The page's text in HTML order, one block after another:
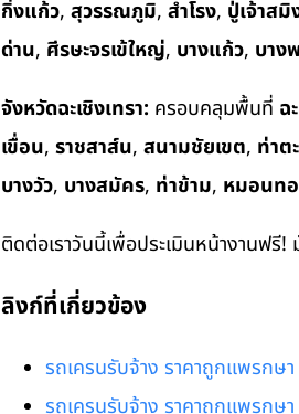
กิ่งแก้ว, สุวรรณภูมิ, สำโรง, ปู่เจ้าสมิ
ด่าน, ศีรษะจรเข้ใหญ่, บางแก้ว, บาง
จังหวัดฉะเชิงเทรา: ครอบคลุมพื้นที่ ฉ
เขื่อน, ราชสาส์น, สนามชัยเขต, ท่าต
บางวัว, บางสมัคร, ท่าข้าม, หมอนท
ติดต่อเราวันนี้เพื่อประเมินหน้างานฟ
ลิงก์ที่เกี่ยวข้อง
รถเครนรับจ้าง ราคาถูกแพรกษา
รถเครนรับจ้าง ราคาถูกแพรกษา